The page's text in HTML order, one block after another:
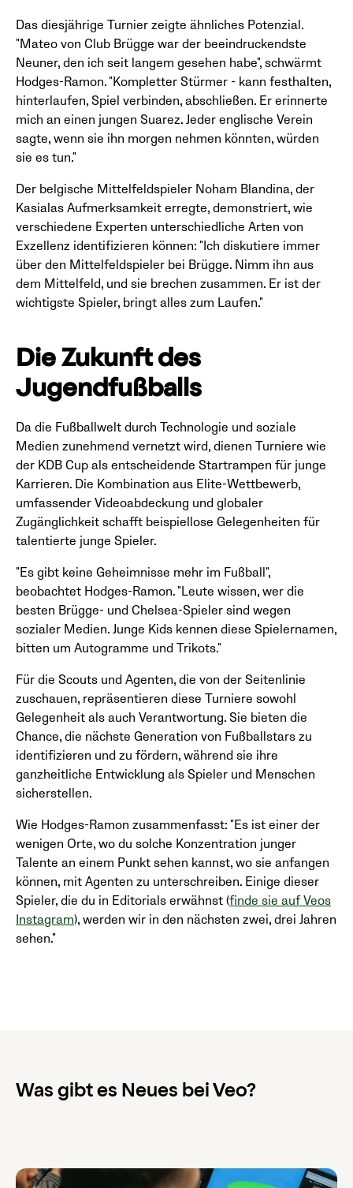
Das diesjährige Turnier zeigte ähnliches Potenzial.
"Mateo von Club Brügge war der beeindruckendste
Neuner, den ich seit langem gesehen habe", schwärmt
Hodges-Ramon. "Kompletter Stürmer - kann festhalten,
hinterlaufen, Spiel verbinden, abschließen. Er erinnerte
mich an einen jungen Suarez. Jeder englische Verein
sagte, wenn sie ihn morgen nehmen könnten, würden
sie es tun."
Der belgische Mittelfeldspieler Noham Blandina, der
Kasialas Aufmerksamkeit erregte, demonstriert, wie
verschiedene Experten unterschiedliche Arten von
Exzellenz identifizieren können: "Ich diskutiere immer
über den Mittelfeldspieler bei Brügge. Nimm ihn aus
dem Mittelfeld, und sie brechen zusammen. Er ist der
wichtigste Spieler, bringt alles zum Laufen."
Die Zukunft des
Jugendfußballs
Da die Fußballwelt durch Technologie und soziale
Medien zunehmend vernetzt wird, dienen Turniere wie
der KDB Cup als entscheidende Startrampen für junge
Karrieren. Die Kombination aus Elite-Wettbewerb,
umfassender Videoabdeckung und globaler
Zugänglichkeit schafft beispiellose Gelegenheiten für
talentierte junge Spieler.
"Es gibt keine Geheimnisse mehr im Fußball",
beobachtet Hodges-Ramon. "Leute wissen, wer die
besten Brügge- und Chelsea-Spieler sind wegen
sozialer Medien. Junge Kids kennen diese Spielernamen,
bitten um Autogramme und Trikots."
Für die Scouts und Agenten, die von der Seitenlinie
zuschauen, repräsentieren diese Turniere sowohl
Gelegenheit als auch Verantwortung. Sie bieten die
Chance, die nächste Generation von Fußballstars zu
identifizieren und zu fördern, während sie ihre
ganzheitliche Entwicklung als Spieler und Menschen
sicherstellen.
Wie Hodges-Ramon zusammenfasst: "Es ist einer der
wenigen Orte, wo du solche Konzentration junger
Talente an einem Punkt sehen kannst, wo sie anfangen
können, mit Agenten zu unterschreiben. Einige dieser
Spieler, die du in Editorials erwähnst (finde sie auf Veos
Instagram), werden wir in den nächsten zwei, drei Jahren
sehen."
Was gibt es Neues bei Veo?